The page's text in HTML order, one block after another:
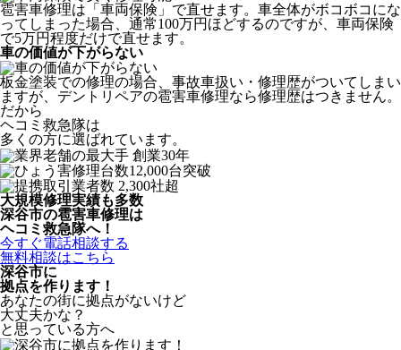
雹害車修理は「車両保険」で直せます。車全体がボコボコにな
ってしまった場合、通常100万円ほどするのですが、車両保険
で5万円程度だけで直せます。
車の価値が下がらない
板金塗装での修理の場合、事故車扱い・修理歴がついてしまい
ますが、デントリペアの雹害車修理なら修理歴はつきません。
だから
ヘコミ救急隊は
多くの方に選ばれています。
大規模修理実績も多数
深谷市の雹害車修理は
ヘコミ救急隊へ！
今すぐ電話相談する
無料相談はこちら
深谷市に
拠点を作ります！
あなたの街に拠点がないけど
大丈夫かな？
と思っている方へ